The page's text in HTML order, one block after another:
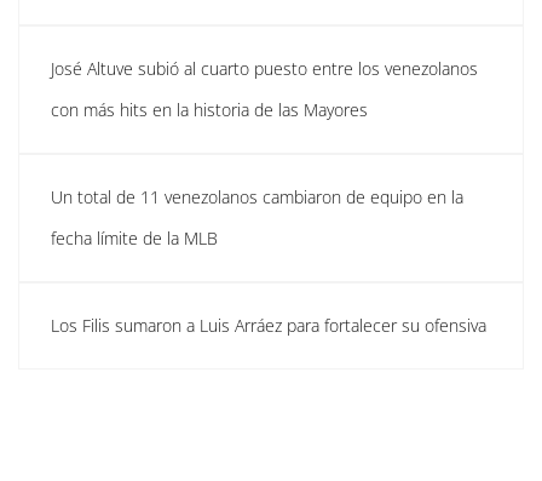
José Altuve subió al cuarto puesto entre los venezolanos
con más hits en la historia de las Mayores
Un total de 11 venezolanos cambiaron de equipo en la
fecha límite de la MLB
Los Filis sumaron a Luis Arráez para fortalecer su ofensiva